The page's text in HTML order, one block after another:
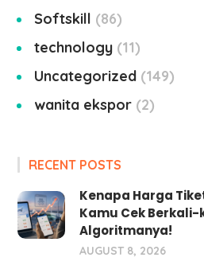
Softskill
86
technology 11
Uncategorized 149
wanita ekspor 2
RECENT POSTS
Kenapa Harga
Kamu Cek Berkali-
Algoritmanya!
AUGUST 8, 2026